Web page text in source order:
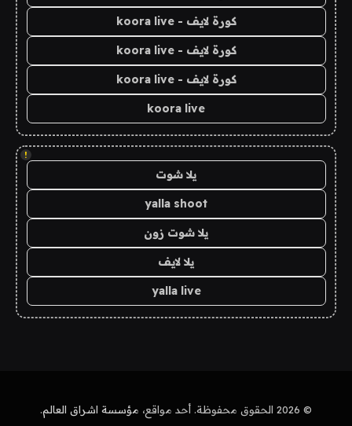
كورة لايف - koora live
كورة لايف - koora live
كورة لايف - koora live
koora live
!
يلا شوت
yalla shoot
يلا شوت زون
يلا لايف
yalla live
© 2026 الحقوق محفوظة. أحد مواقع، مؤسسة اشراق العالم.